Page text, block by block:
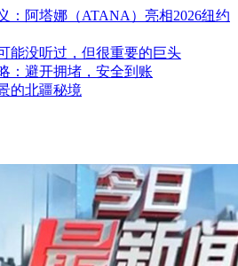
：阿塔娜（ATANA）亮相2026纽约
能没听过，但很重要的巨头
：避开拥堵，安全到账
的北疆秘境